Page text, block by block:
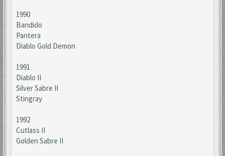
1990
Bandido
Pantera
Diablo Gold Demon
1991
Diablo II
Silver Sabre II
Stingray
1992
Cutlass II
Golden Sabre II